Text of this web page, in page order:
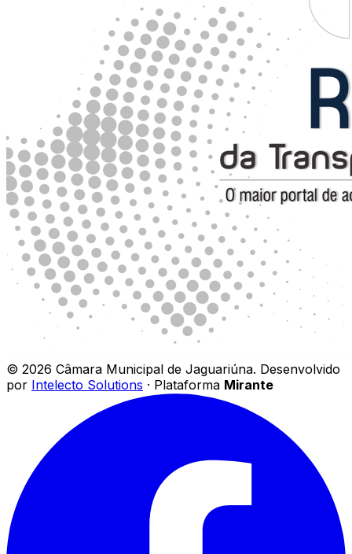
© 2026 Câmara Municipal de Jaguariúna. Desenvolvido
por Intelecto Solutions · Plataforma Mirante